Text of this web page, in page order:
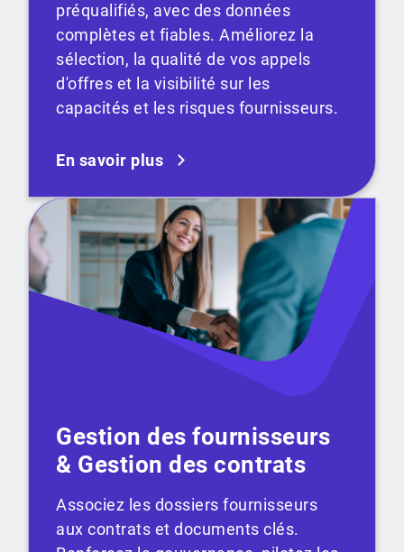
préqualifiés, avec des données
complètes et fiables. Améliorez la
sélection, la qualité de vos appels
d'offres et la visibilité sur les
capacités et les risques fournisseurs.
En savoir plus
Gestion des fournisseurs
& Gestion des contrats
Associez les dossiers fournisseurs
aux contrats et documents clés.